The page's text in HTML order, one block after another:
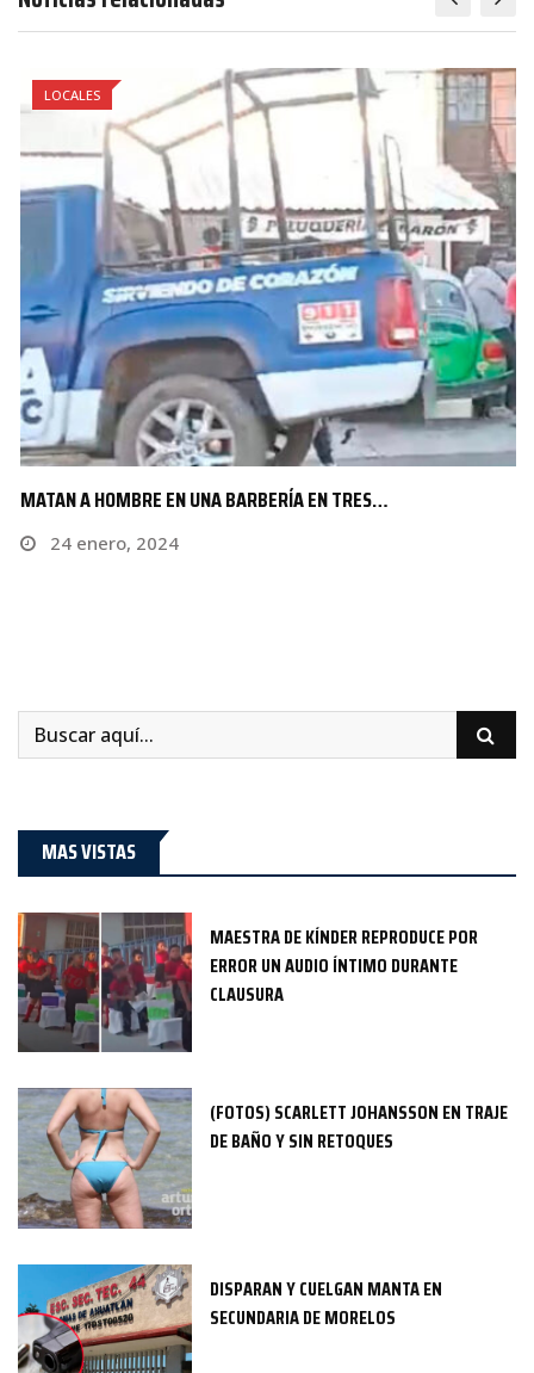
LOCALES
MATAN A HOMBRE EN UNA BARBERÍA EN TRES…
24 enero, 2024
MAS VISTAS
MAESTRA DE KÍNDER REPRODUCE POR
ERROR UN AUDIO ÍNTIMO DURANTE
CLAUSURA
(FOTOS) SCARLETT JOHANSSON EN TRAJE
DE BAÑO Y SIN RETOQUES
DISPARAN Y CUELGAN MANTA EN
SECUNDARIA DE MORELOS